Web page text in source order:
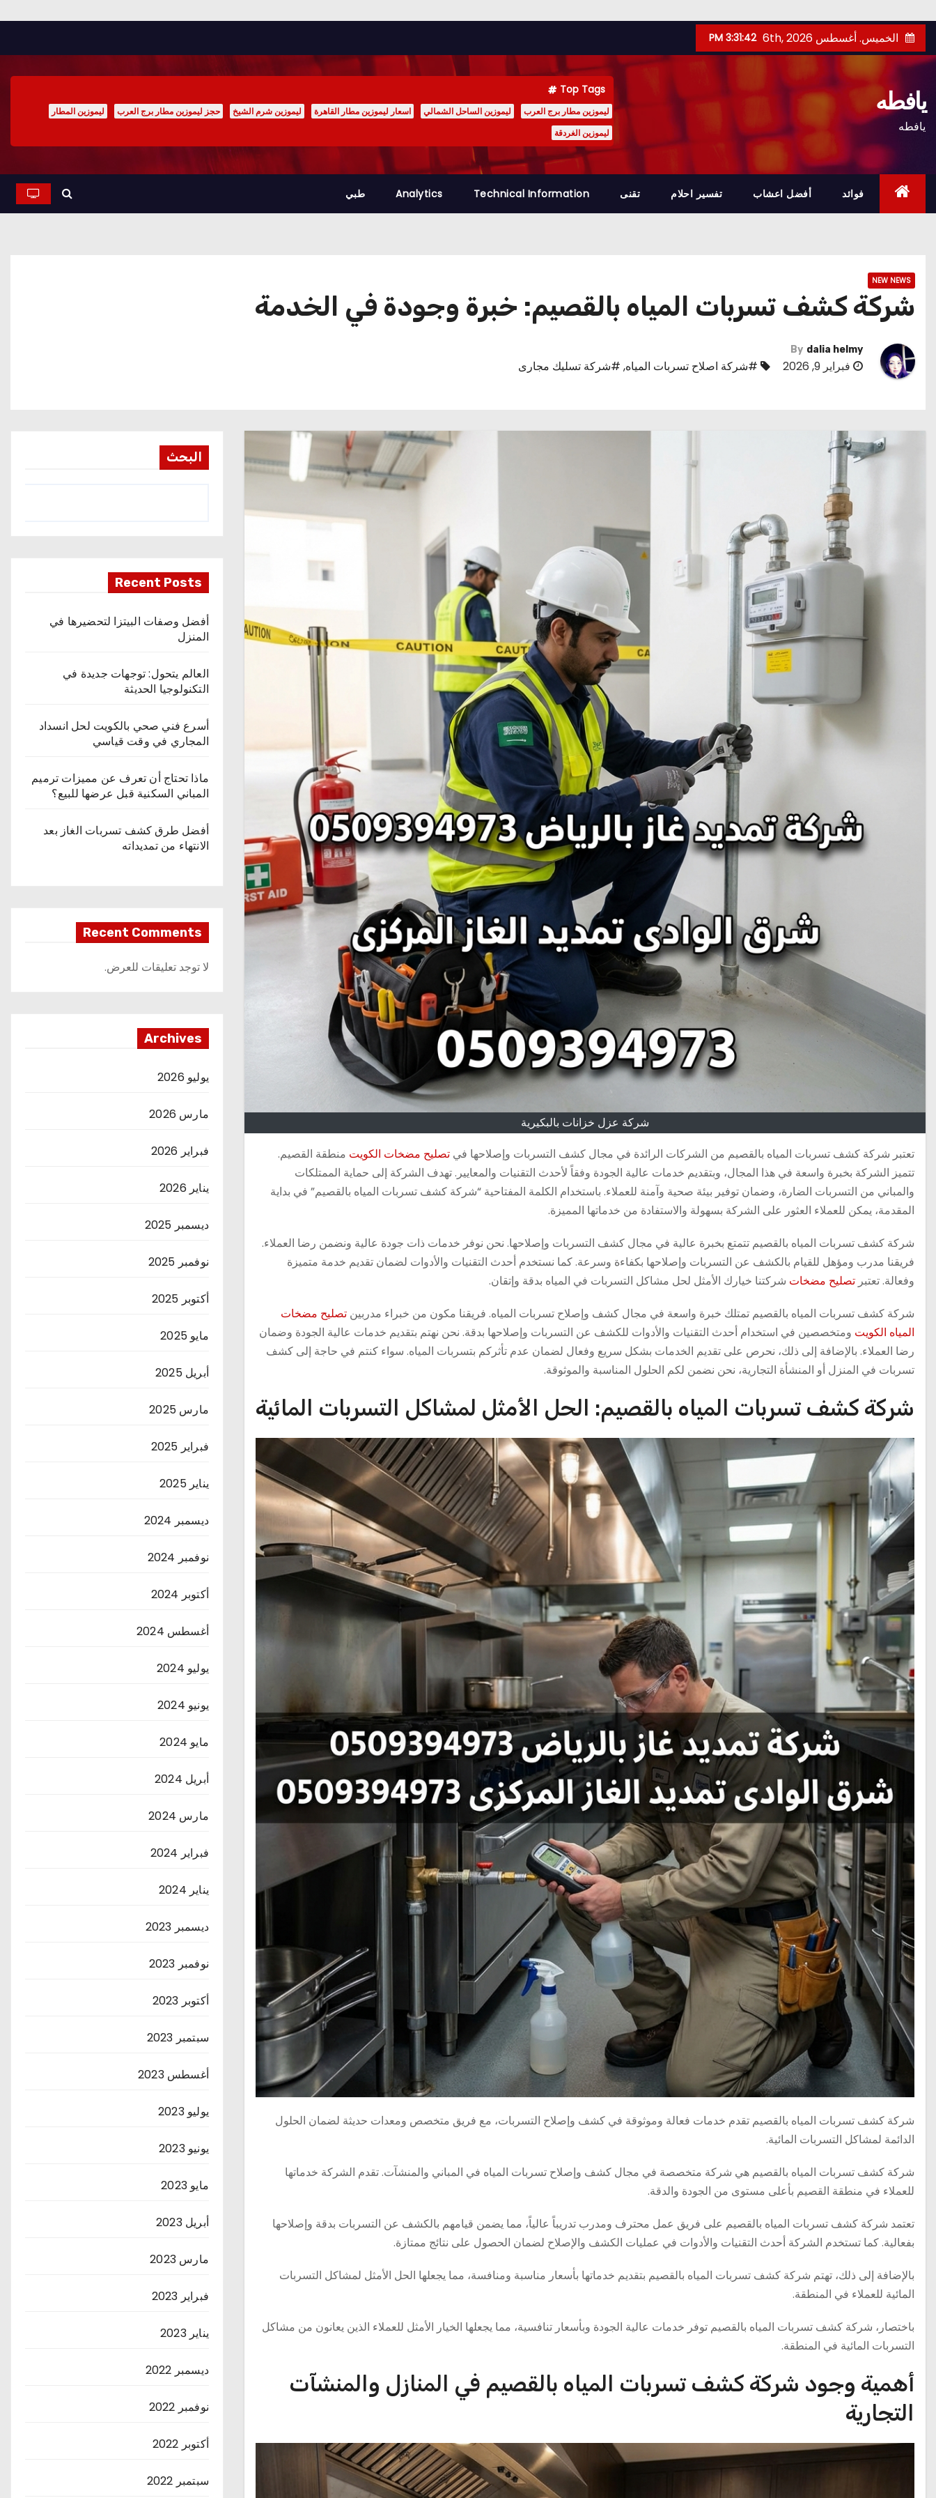
to
content
الخميس. أغسطس 6th, 2026 3:31:45 PM
يافطه
يافطه
Top Tags
ليموزين مطار برج العرب ليموزين الساحل الشمالي اسعار ليموزين مطار القاهرة ليموزين شرم الشيخ حجز ليموزين مطار برج العرب
ليموزين المطار
ليموزين الغردقة
فوائد أفضل اعشاب تفسير احلام تقنى Technical Information
Analytics طبي
NEW NEWS
شركة كشف تسربات المياه بالقصيم: خبرة وجودة في الخدمة
By dalia helmy
فبراير 9, 2026 #شركة اصلاح تسربات المياه, #شركة تسليك مجارى
شركة عزل خزانات بالبكيرية
تعتبر شركة كشف تسربات المياه بالقصيم من الشركات الرائدة في مجال كشف التسربات وإصلاحها في تصليح مضخات الكويت منطقة القصيم.
تتميز الشركة بخبرة واسعة في هذا المجال، وبتقديم خدمات عالية الجودة وفقاً لأحدث التقنيات والمعايير. تهدف الشركة إلى حماية الممتلكات
والمباني من التسربات الضارة، وضمان توفير بيئة صحية وآمنة للعملاء. باستخدام الكلمة المفتاحية “شركة كشف تسربات المياه بالقصيم” في بداية
المقدمة، يمكن للعملاء العثور على الشركة بسهولة والاستفادة من خدماتها المميزة.
شركة كشف تسربات المياه بالقصيم تتمتع بخبرة عالية في مجال كشف التسربات وإصلاحها. نحن نوفر خدمات ذات جودة عالية ونضمن رضا العملاء.
فريقنا مدرب ومؤهل للقيام بالكشف عن التسربات وإصلاحها بكفاءة وسرعة. كما نستخدم أحدث التقنيات والأدوات لضمان تقديم خدمة متميزة
وفعالة. تعتبر تصليح مضخات شركتنا خيارك الأمثل لحل مشاكل التسربات في المياه بدقة وإتقان.
شركة كشف تسربات المياه بالقصيم تمتلك خبرة واسعة في مجال كشف وإصلاح تسربات المياه. فريقنا مكون من خبراء مدربين تصليح مضخات
المياه الكويت ومتخصصين في استخدام أحدث التقنيات والأدوات للكشف عن التسربات وإصلاحها بدقة. نحن نهتم بتقديم خدمات عالية الجودة وضمان
رضا العملاء. بالإضافة إلى ذلك، نحرص على تقديم الخدمات بشكل سريع وفعال لضمان عدم تأثركم بتسربات المياه. سواء كنتم في حاجة إلى كشف
تسربات في المنزل أو المنشأة التجارية، نحن نضمن لكم الحلول المناسبة والموثوقة.
شركة كشف تسربات المياه بالقصيم: الحل الأمثل لمشاكل التسربات المائية
شركة كشف تسربات المياه بالقصيم تقدم خدمات فعالة وموثوقة في كشف وإصلاح التسربات، مع فريق متخصص ومعدات حديثة لضمان الحلول
الدائمة لمشاكل التسربات المائية.
شركة كشف تسربات المياه بالقصيم هي شركة متخصصة في مجال كشف وإصلاح تسربات المياه في المباني والمنشآت. تقدم الشركة خدماتها
للعملاء في منطقة القصيم بأعلى مستوى من الجودة والدقة.
تعتمد شركة كشف تسربات المياه بالقصيم على فريق عمل محترف ومدرب تدريباً عالياً، مما يضمن قيامهم بالكشف عن التسربات بدقة وإصلاحها
بفعالية. كما تستخدم الشركة أحدث التقنيات والأدوات في عمليات الكشف والإصلاح لضمان الحصول على نتائج ممتازة.
بالإضافة إلى ذلك، تهتم شركة كشف تسربات المياه بالقصيم بتقديم خدماتها بأسعار مناسبة ومنافسة، مما يجعلها الحل الأمثل لمشاكل التسربات
المائية للعملاء في المنطقة.
باختصار، شركة كشف تسربات المياه بالقصيم توفر خدمات عالية الجودة وبأسعار تنافسية، مما يجعلها الخيار الأمثل للعملاء الذين يعانون من مشاكل
التسربات المائية في المنطقة.
أهمية وجود شركة كشف تسربات المياه بالقصيم في المنازل والمنشآت
التجارية
البحث
Recent Posts
أفضل وصفات البيتزا لتحضيرها في
المنزل
العالم يتحول: توجهات جديدة في
التكنولوجيا الحديثة
أسرع فني صحي بالكويت لحل انسداد
المجاري في وقت قياسي
ماذا تحتاج أن تعرف عن مميزات ترميم
المباني السكنية قبل عرضها للبيع؟
أفضل طرق كشف تسربات الغاز بعد
الانتهاء من تمديداته
Recent Comments
لا توجد تعليقات للعرض.
Archives
يوليو 2026
مارس 2026
فبراير 2026
يناير 2026
ديسمبر 2025
نوفمبر 2025
أكتوبر 2025
مايو 2025
أبريل 2025
مارس 2025
فبراير 2025
يناير 2025
ديسمبر 2024
نوفمبر 2024
أكتوبر 2024
أغسطس 2024
يوليو 2024
يونيو 2024
مايو 2024
أبريل 2024
مارس 2024
فبراير 2024
يناير 2024
ديسمبر 2023
نوفمبر 2023
أكتوبر 2023
سبتمبر 2023
أغسطس 2023
يوليو 2023
يونيو 2023
مايو 2023
أبريل 2023
مارس 2023
فبراير 2023
يناير 2023
ديسمبر 2022
نوفمبر 2022
أكتوبر 2022
سبتمبر 2022